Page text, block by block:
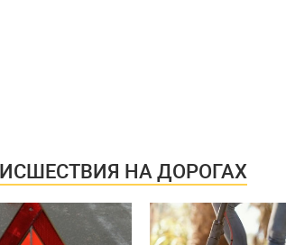
НА ДОРОГАХ